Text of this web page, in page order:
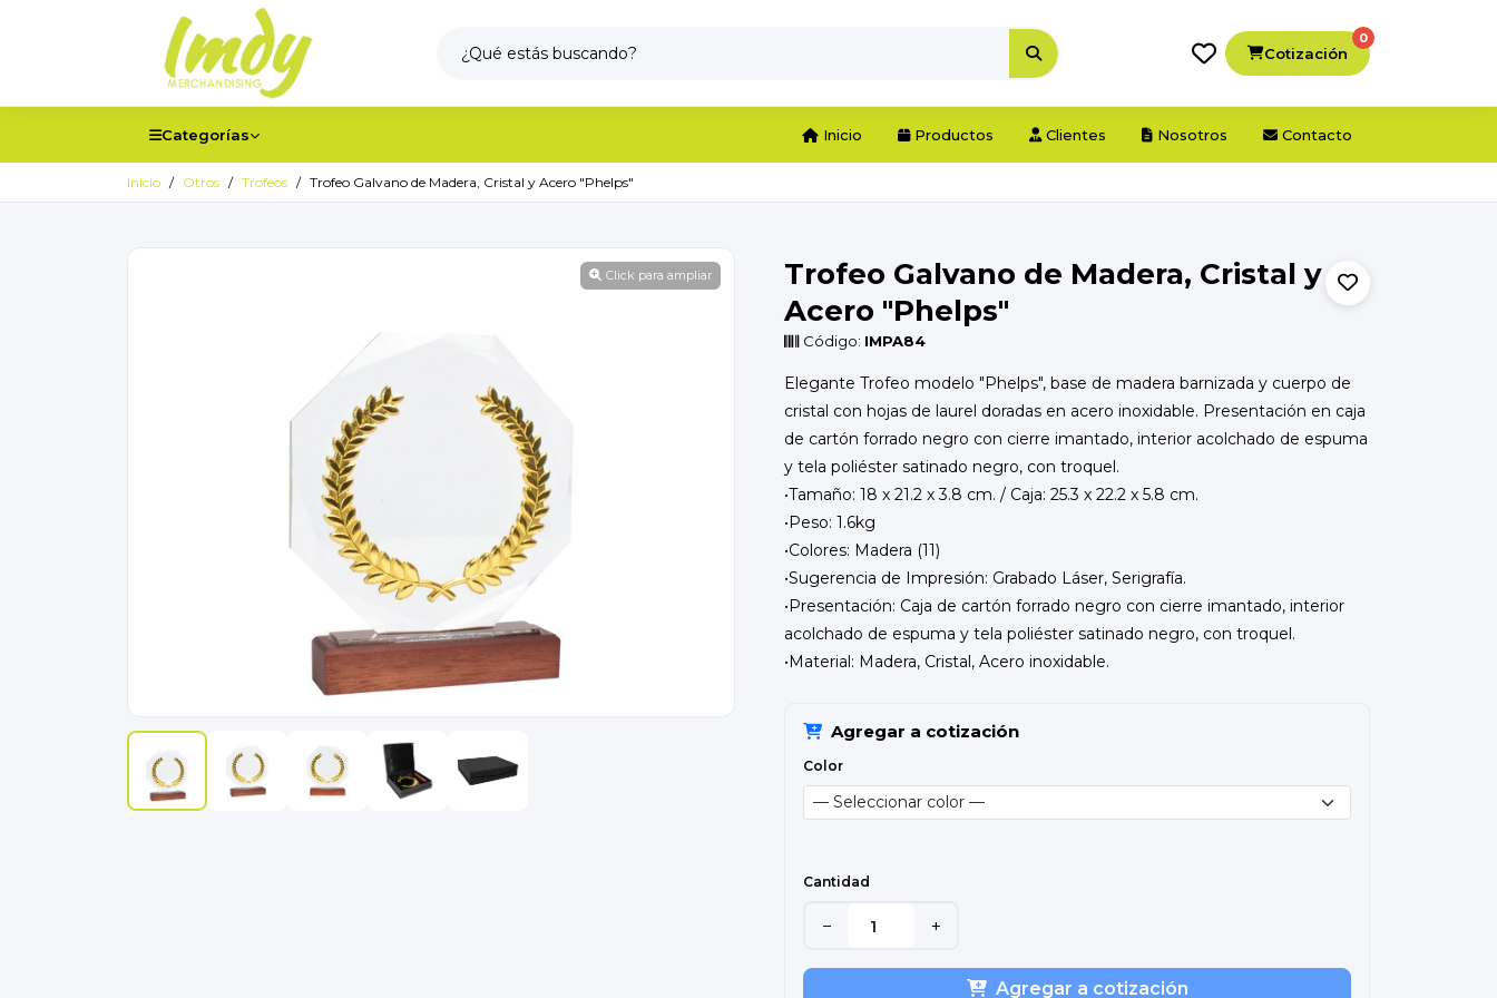
Cotización
0
Categorías Inicio Productos Clientes Nosotros Contacto
Inicio Otros Trofeos Trofeo Galvano de Madera, Cristal y Acero "Phelps"
Click para ampliar
Trofeo Galvano de Madera, Cristal y
Acero "Phelps"
Código: IMPA84
Elegante Trofeo modelo "Phelps", base de madera barnizada y cuerpo de
cristal con hojas de laurel doradas en acero inoxidable. Presentación en caja
de cartón forrado negro con cierre imantado, interior acolchado de espuma
y tela poliéster satinado negro, con troquel.
•Tamaño: 18 x 21.2 x 3.8 cm. / Caja: 25.3 x 22.2 x 5.8 cm.
•Peso: 1.6kg
•Colores: Madera (11)
•Sugerencia de Impresión: Grabado Láser, Serigrafía.
•Presentación: Caja de cartón forrado negro con cierre imantado, interior
acolchado de espuma y tela poliéster satinado negro, con troquel.
•Material: Madera, Cristal, Acero inoxidable.
Agregar a cotización
Color
Cantidad
− +
Agregar a cotización